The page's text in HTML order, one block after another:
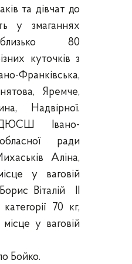
та дівчат до
у змаганнях
80
куточків з
Франківська,
Яремче,
Надвірної.
ДЮСШ Івано-
ради
Аліна,
у ваговій
Віталій ІІ
70 кг,
місце у ваговій
Бойко.